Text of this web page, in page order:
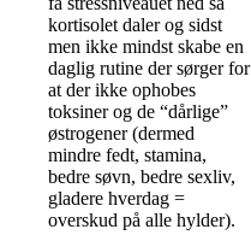
kortisolet daler og sidst
men ikke mindst skabe en
daglig rutine der sørger for
at der ikke ophobes
toksiner og de “dårlige”
østrogener (dermed
mindre fedt, stamina,
bedre søvn, bedre sexliv,
gladere hverdag =
overskud på alle hylder).